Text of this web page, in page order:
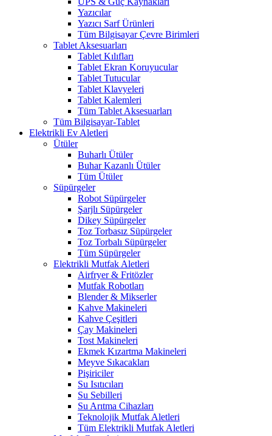
Yazıcılar
Yazıcı Sarf Ürünleri
Tüm Bilgisayar Çevre Birimleri
Tablet Aksesuarları
Tablet Kılıfları
Tablet Ekran Koruyucular
Tablet Tutucular
Tablet Klavyeleri
Tablet Kalemleri
Tüm Tablet Aksesuarları
Tüm Bilgisayar-Tablet
Elektrikli Ev Aletleri
Ütüler
Buharlı Ütüler
Buhar Kazanlı Ütüler
Tüm Ütüler
Süpürgeler
Robot Süpürgeler
Şarjlı Süpürgeler
Dikey Süpürgeler
Toz Torbasız Süpürgeler
Toz Torbalı Süpürgeler
Tüm Süpürgeler
Elektrikli Mutfak Aletleri
Airfryer & Fritözler
Mutfak Robotları
Blender & Mikserler
Kahve Makineleri
Kahve Çeşitleri
Çay Makineleri
Tost Makineleri
Ekmek Kızartma Makineleri
Meyve Sıkacakları
Pişiriciler
Su Isıtıcıları
Su Sebilleri
Su Arıtma Cihazları
Teknolojik Mutfak Aletleri
Tüm Elektrikli Mutfak Aletleri